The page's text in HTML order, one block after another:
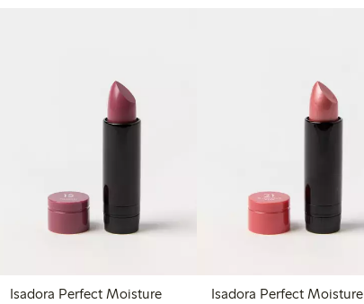
Isadora Perfect Moisture
Isadora Perfect Moisture